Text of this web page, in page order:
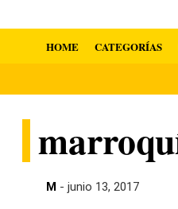
HOME CATEGORÍAS
M - junio 13, 2017